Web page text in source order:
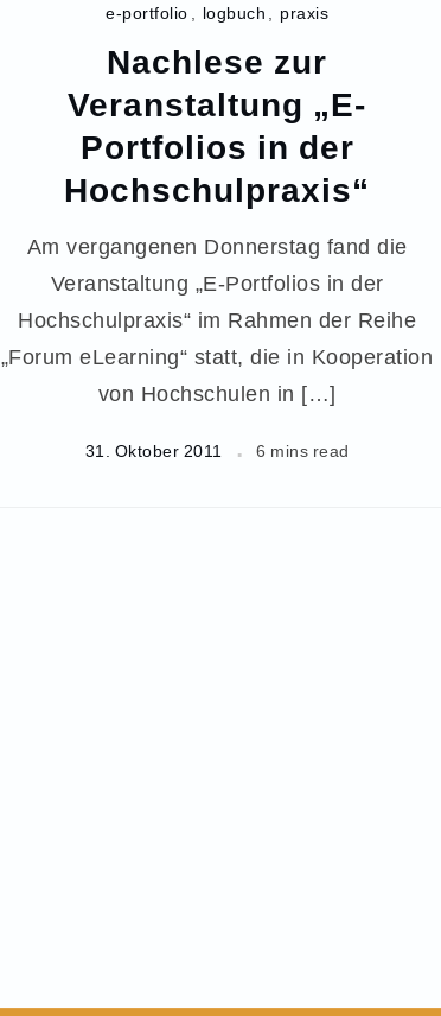
e-portfolio logbuch praxis
Nachlese zur
Veranstaltung „E-
Portfolios in der
Hochschulpraxis“
Am vergangenen Donnerstag fand die
Veranstaltung „E-Portfolios in der
Hochschulpraxis“ im Rahmen der Reihe
„Forum eLearning“ statt, die in Kooperation
von Hochschulen in […]
31. Oktober 2011
6 mins read